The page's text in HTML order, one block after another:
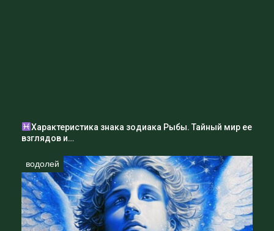
Характеристика знака зодиака Рыбы. Тайный мир ее
взглядов и…
водолей